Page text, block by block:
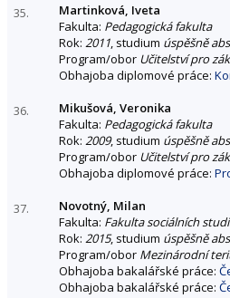
35.
Martinková, Iveta
Fakulta: Pedagogická fakulta
Rok: 2011, studium úspěšně
Program/obor Učitelství pro
Obhajoba diplomové práce:
36.
Mikušová, Veronika
Fakulta: Pedagogická fakulta
Rok: 2009, studium úspěšně
Program/obor Učitelství pro
Obhajoba diplomové práce:
37.
Novotný, Milan
Fakulta: Fakulta sociálních
Rok: 2015, studium úspěšně
Program/obor Mezinárodní
Obhajoba bakalářské práce:
Obhajoba bakalářské práce: